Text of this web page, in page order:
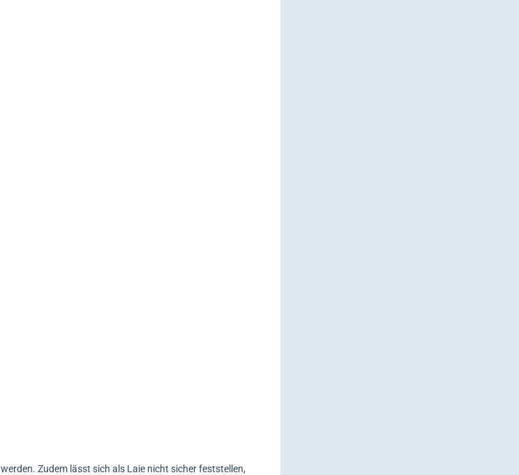
werden. Zudem lässt sich als Laie nicht sicher feststellen,